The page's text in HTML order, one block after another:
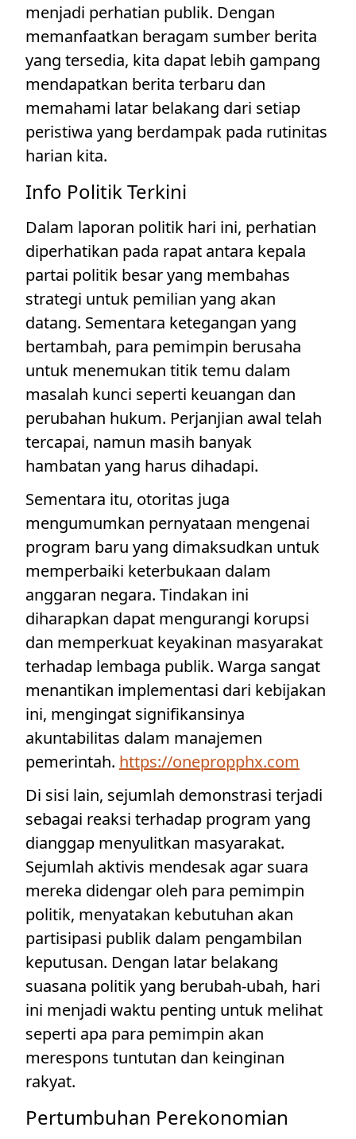
menjadi perhatian publik. Dengan
memanfaatkan beragam sumber berita
yang tersedia, kita dapat lebih gampang
mendapatkan berita terbaru dan
memahami latar belakang dari setiap
peristiwa yang berdampak pada rutinitas
harian kita.
Info Politik Terkini
Dalam laporan politik hari ini, perhatian
diperhatikan pada rapat antara kepala
partai politik besar yang membahas
strategi untuk pemilian yang akan
datang. Sementara ketegangan yang
bertambah, para pemimpin berusaha
untuk menemukan titik temu dalam
masalah kunci seperti keuangan dan
perubahan hukum. Perjanjian awal telah
tercapai, namun masih banyak
hambatan yang harus dihadapi.
Sementara itu, otoritas juga
mengumumkan pernyataan mengenai
program baru yang dimaksudkan untuk
memperbaiki keterbukaan dalam
anggaran negara. Tindakan ini
diharapkan dapat mengurangi korupsi
dan memperkuat keyakinan masyarakat
terhadap lembaga publik. Warga sangat
menantikan implementasi dari kebijakan
ini, mengingat signifikansinya
akuntabilitas dalam manajemen
pemerintah. https://onepropphx.com
Di sisi lain, sejumlah demonstrasi terjadi
sebagai reaksi terhadap program yang
dianggap menyulitkan masyarakat.
Sejumlah aktivis mendesak agar suara
mereka didengar oleh para pemimpin
politik, menyatakan kebutuhan akan
partisipasi publik dalam pengambilan
keputusan. Dengan latar belakang
suasana politik yang berubah-ubah, hari
ini menjadi waktu penting untuk melihat
seperti apa para pemimpin akan
merespons tuntutan dan keinginan
rakyat.
Pertumbuhan Perekonomian